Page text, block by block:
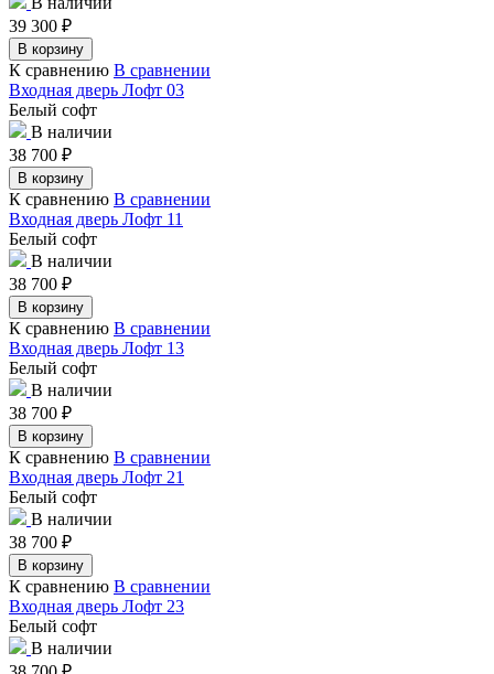
39 300 ₽
В корзину
К сравнению В сравнении
Входная дверь Лофт 03
Белый софт
В наличии
38 700 ₽
В корзину
К сравнению В сравнении
Входная дверь Лофт 11
Белый софт
В наличии
38 700 ₽
В корзину
К сравнению В сравнении
Входная дверь Лофт 13
Белый софт
В наличии
38 700 ₽
В корзину
К сравнению В сравнении
Входная дверь Лофт 21
Белый софт
В наличии
38 700 ₽
В корзину
К сравнению В сравнении
Входная дверь Лофт 23
Белый софт
В наличии